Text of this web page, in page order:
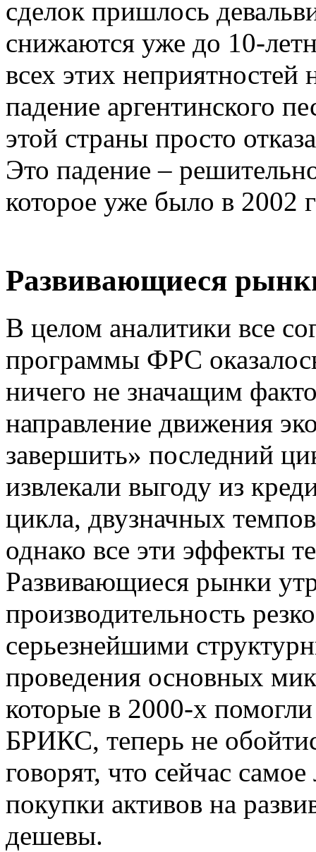
сделок пришлось
снижаются уже до 10-
всех этих неприятностей
падение аргентинского
этой страны просто
Это падение –
которое уже было в 2002
Развивающиеся
В целом аналитики все
программы ФРС
ничего не значащим
направление движения
завершить» последний
извлекали выгоду из
цикла, двузначных
однако все эти эффекты
Развивающиеся рынки
производительность
серьезнейшими
проведения основных
которые в 2000-х
БРИКС, теперь не
говорят, что сейчас
покупки активов на
дешевы.